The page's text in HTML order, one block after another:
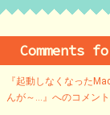
Comments
『起動しなくなった
んが～…』へのコメント